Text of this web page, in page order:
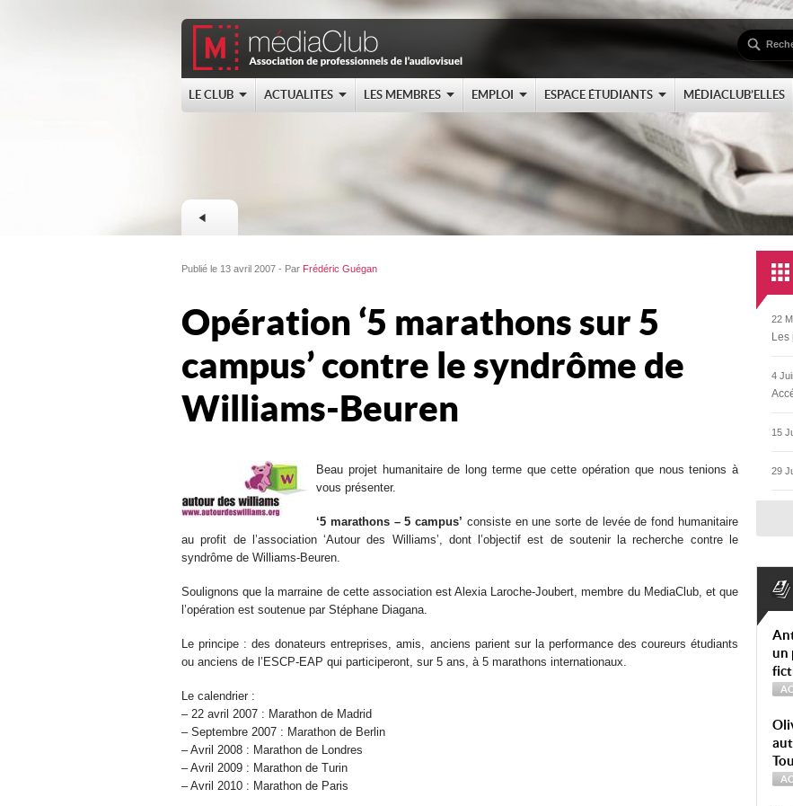
LE CLUB ACTUALITES LES MEMBRES EMPLOI ESPACE ÉTUDIANTS MÉDIACLUB’ELLES
Publié le 13 avril 2007 - Par Frédéric Guégan
Opération ‘5 marathons sur 5
campus’ contre le syndrôme de
Williams-Beuren
Beau projet humanitaire de long terme que cette opération que nous tenions à
vous présenter.
‘5 marathons – 5 campus’ consiste en une sorte de levée de fond humanitaire
au profit de l’association ‘Autour des Williams’, dont l’objectif est de soutenir la recherche contre le
syndrôme de Williams-Beuren.
Soulignons que la marraine de cette association est Alexia Laroche-Joubert, membre du MediaClub, et que
l’opération est soutenue par Stéphane Diagana.
Le principe : des donateurs entreprises, amis, anciens parient sur la performance des coureurs étudiants
ou anciens de l’ESCP-EAP qui participeront, sur 5 ans, à 5 marathons internationaux.
Le calendrier :
– 22 avril 2007 : Marathon de Madrid
– Septembre 2007 : Marathon de Berlin
– Avril 2008 : Marathon de Londres
– Avril 2009 : Marathon de Turin
– Avril 2010 : Marathon de Paris
22
Les
4
15
29
un